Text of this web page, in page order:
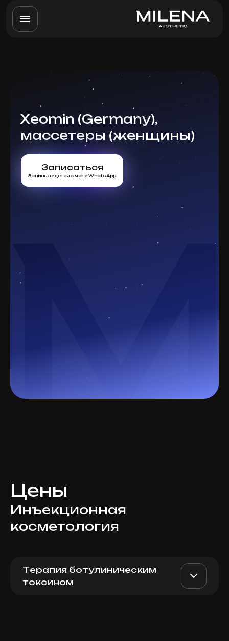
Xeomin (Germany),
массетеры (женщины)
Записаться
Запись ведется в чате WhatsApp
Цены
Инъекционная
косметология
Терапия ботулиническим
токсином